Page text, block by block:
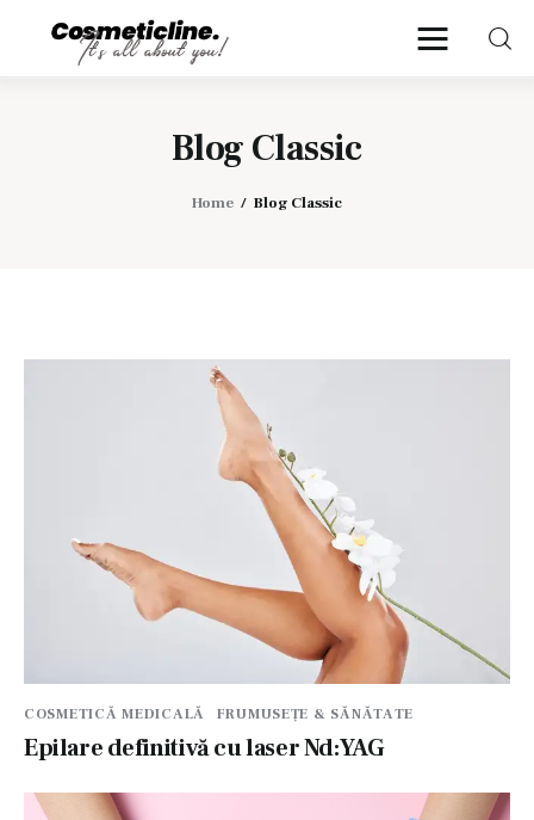
Blog Classic
Home Blog Classic
CosmeticLine.
Anti Aging Medicine
COSMETICĂ MEDICALĂ FRUMUSEȚE & SĂNĂTATE
Epilare definitivă cu laser Nd:YAG